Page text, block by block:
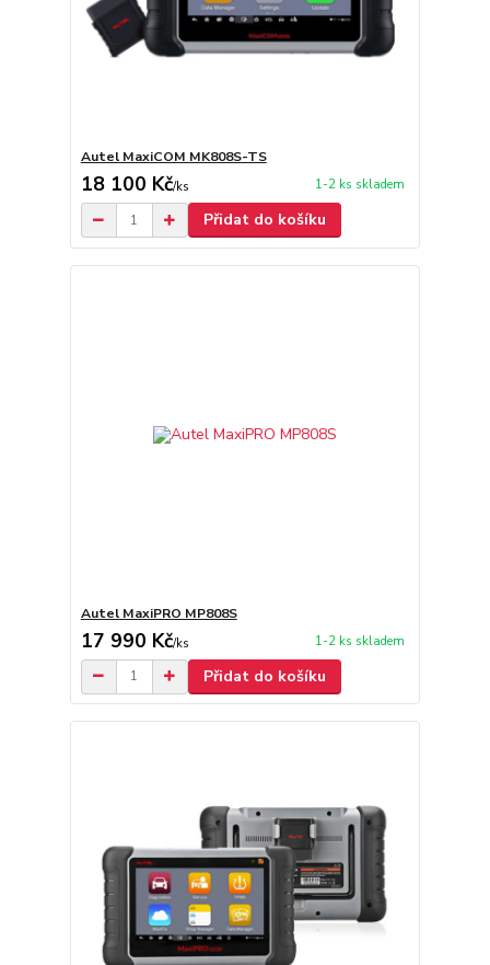
Autel MaxiCOM MK808S-TS
18 100 Kč/ks 1-2 ks skladem
Přidat do košíku
Autel MaxiPRO MP808S
17 990 Kč/ks 1-2 ks skladem
Přidat do košíku